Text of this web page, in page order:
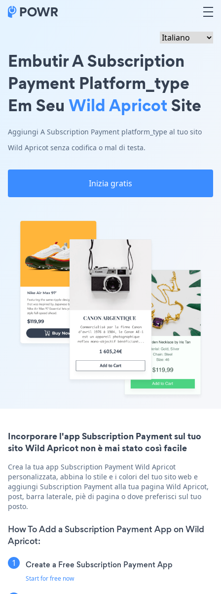
Embutir A Subscription
Payment Platform_type
Em Seu Wild ApricotSite
Aggiungi A Subscription Payment platform_type al tuo sito
Wild Apricot senza codifica o mal di testa.
Inizia gratis
Incorporare l'app Subscription Payment sul tuo
sito Wild Apricot non è mai stato così facile
Crea la tua app Subscription Payment Wild Apricot
personalizzata, abbina lo stile e i colori del tuo sito web e
aggiungi Subscription Payment alla tua pagina Wild Apricot,
post, barra laterale, piè di pagina o dove preferisci sul tuo
posto.
How To Add a Subscription Payment App on Wild
Apricot:
Create a Free Subscription Payment App
Start for free now